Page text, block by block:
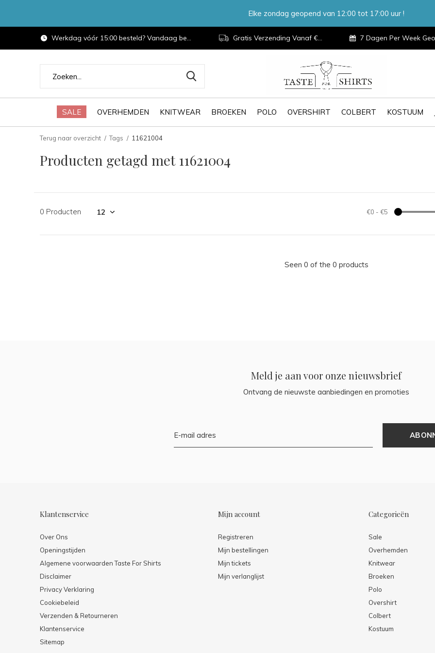
SALE OVERHEMDEN KNITWEAR BROEKEN POLO OVERSHIRT COLBERT KOSTUUM
Werkdag vóór 15:00 besteld? Vandaag bezorgd. Gratis Verzending Vanaf €100,- 7 Dagen Per Week Geopend
Elke zondag geopend van 12:00 tot 17:00 uur !
Terug naar overzicht Tags 11621004
Producten getagd met 11621004
0 Producten €0 - €5
Seen 0 of the 0 products
Meld je aan voor onze nieuwsbrief
Ontvang de nieuwste aanbiedingen en promoties
Klantenservice
Over Ons
Openingstijden
Algemene voorwaarden Taste For Shirts
Disclaimer
Privacy Verklaring
Cookiebeleid
Verzenden & Retourneren
Klantenservice
Sitemap
Mijn account
Registreren
Mijn bestellingen
Mijn tickets
Mijn verlanglijst
Categorieën
Sale
Overhemden
Knitwear
Broeken
Polo
Overshirt
Colbert
Kostuum